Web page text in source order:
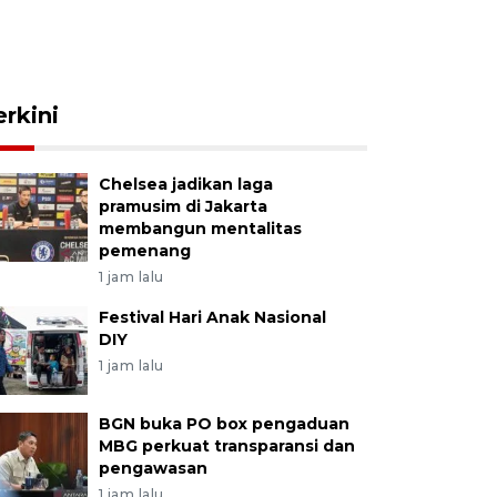
Chelsea jadikan laga
pramusim di Jakarta
membangun mentalitas
pemenang
1 jam lalu
Festival Hari Anak Nasional
DIY
1 jam lalu
BGN buka PO box pengaduan
MBG perkuat transparansi dan
pengawasan